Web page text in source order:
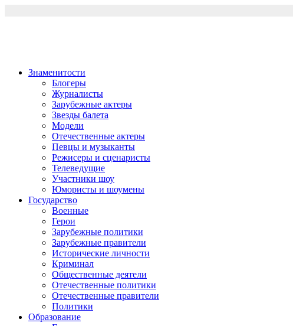
Знаменитости
Блогеры
Журналисты
Зарубежные актеры
Звезды балета
Модели
Отечественные актеры
Певцы и музыканты
Режисеры и сценаристы
Телеведущие
Участники шоу
Юмористы и шоумены
Государство
Военные
Герои
Зарубежные политики
Зарубежные правители
Исторические личности
Криминал
Общественные деятели
Отечественные политики
Отечественные правители
Политики
Образование